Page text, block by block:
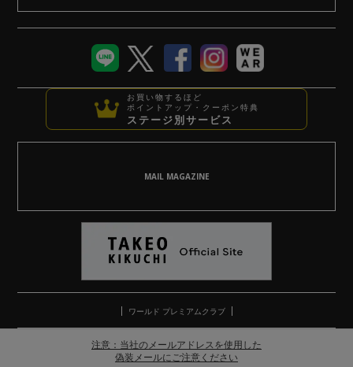
お買い物するほど
ポイントアップ・クーポン特典
ステージ別サービス
MAIL MAGAZINE
ワールド プレミアムクラブ
注意：当社のメールアドレスを使用した
偽装メールにご注意ください